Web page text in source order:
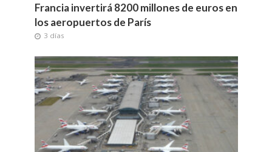
Francia invertirá 8200 millones de euros en
los aeropuertos de París
3 días